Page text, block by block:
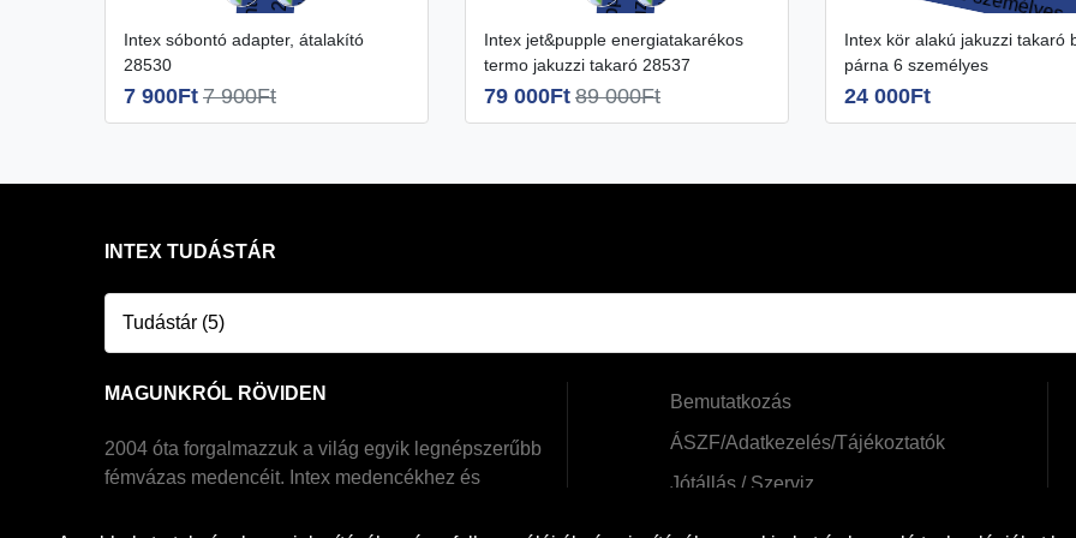
Intex sóbontó adapter, átalakító
28530
7 900Ft 7 900Ft
Intex jet&pupple energiatakarékos
termo jakuzzi takaró 28537
79 000Ft 89 000Ft
Intex kör alakú jakuzzi takaró belső
párna 6 személyes
24 000Ft
INTEX TUDÁSTÁR
Tudástár (5)
MAGUNKRÓL RÖVIDEN
2004 óta forgalmazzuk a világ egyik legnépszerűbb
fémvázas medencéit. Intex medencékhez és
Bemutatkozás
ÁSZF/Adatkezelés/Tájékoztatók
Jótállás / Szerviz